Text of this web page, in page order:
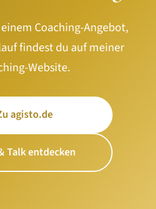
Coaching-Angebot,
findest du auf meiner
Website.
agisto.de
Talk entdecken